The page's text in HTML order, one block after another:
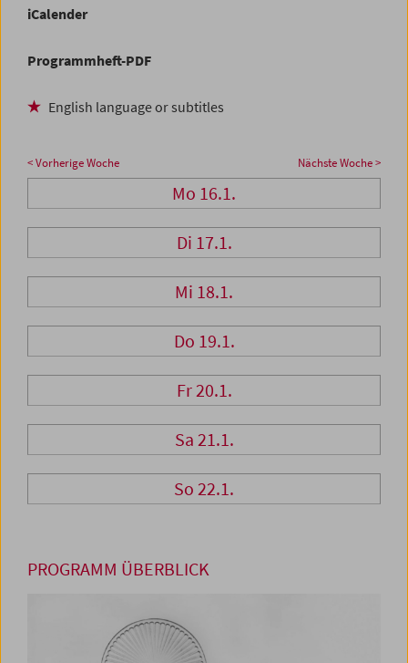
iCalender
Programmheft-PDF
English language or subtitles
< Vorherige Woche Nächste Woche >
Mo 16.1.
Di 17.1.
Mi 18.1.
Do 19.1.
Fr 20.1.
Sa 21.1.
So 22.1.
PROGRAMM ÜBERBLICK